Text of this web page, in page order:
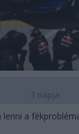
3 napja
lenni a